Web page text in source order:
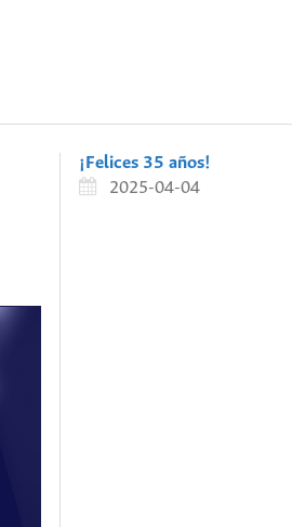
¡Felices 35 años!
2025-04-04